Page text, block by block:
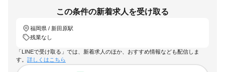
この条件の新着求人を受け取る
福岡県 / 新田原駅
残業なし
「LINEで受け取る」では、新着求人のほか、おすすめ情報なども配信しま
す。 詳しくはこちら